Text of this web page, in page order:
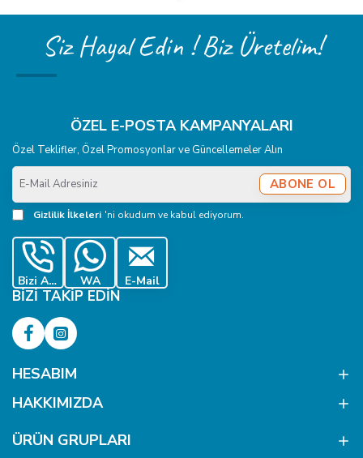
Siz Hayal Edin ! Biz Üretelim!
ÖZEL E-POSTA KAMPANYALARI
Özel Teklifler, Özel Promosyonlar ve Güncellemeler Alın
E-
Mail
Adresiniz
ABONE OL
Gizlilik İlkeleri 'ni okudum ve kabul ediyorum.
Bizi Ara WA E-Mail
BIZI TAKIP EDIN
HESABIM
HAKKIMIZDA
ÜRÜN GRUPLARI